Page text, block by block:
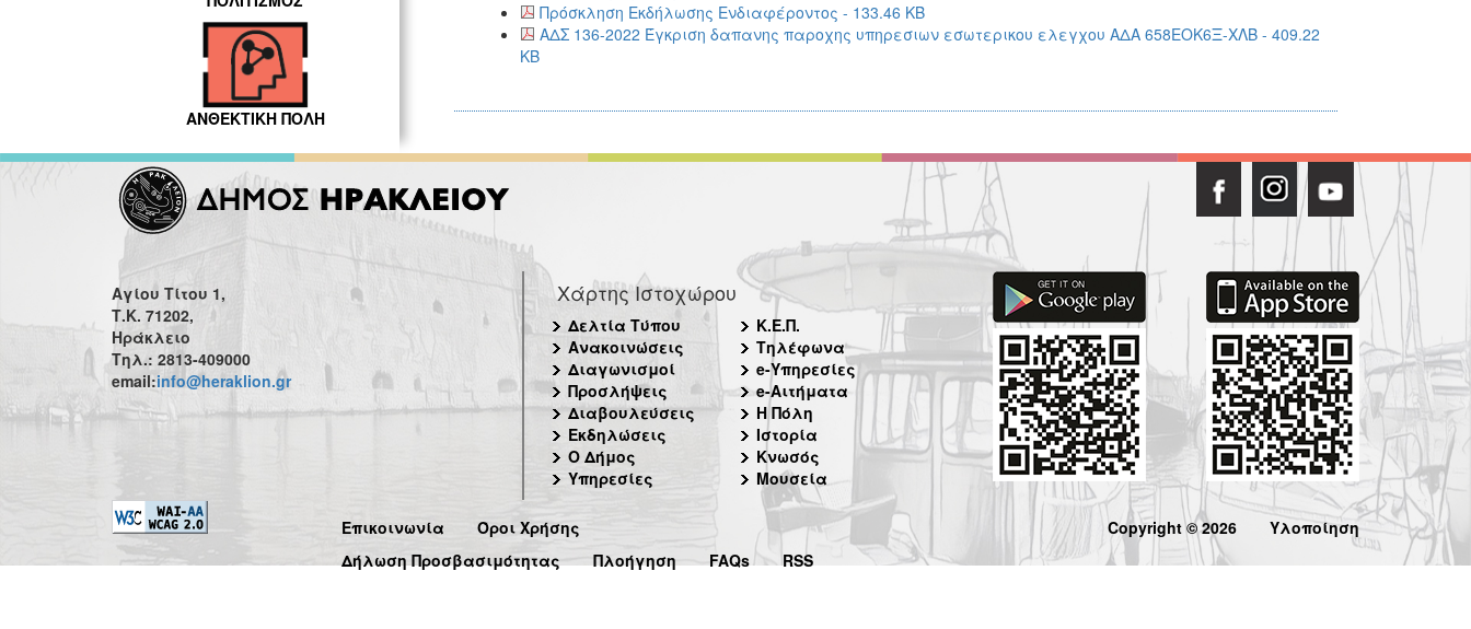
ΑΝΘΕΚΤΙΚΗ ΠΟΛΗ
Πρόσκληση Εκδήλωσης Ενδιαφέροντος - 133.46 KB
ΑΔΣ 136-2022 Έγκριση δαπανης παροχης υπηρεσιων εσωτερικου ελεγχου ΑΔΑ 658ΕΟΚ6Ξ-ΧΛΒ - 409.22
KB
Αγίου Τίτου 1,
Τ.Κ. 71202,
Ηράκλειο
Τηλ.: 2813-409000
email:info@heraklion.gr
Χάρτης Ιστοχώρου
Δελτία Τύπου
Ανακοινώσεις
Διαγωνισμοί
Προσλήψεις
Διαβουλεύσεις
Εκδηλώσεις
Ο Δήμος
Υπηρεσίες
Κ.Ε.Π.
Τηλέφωνα
e-Υπηρεσίες
e-Αιτήματα
Η Πόλη
Ιστορία
Κνωσός
Μουσεία
Επικοινωνία
Όροι Χρήσης
Δήλωση Προσβασιμότητας
Πλοήγηση FAQs RSS
Copyright © 2026 Υλοποίηση